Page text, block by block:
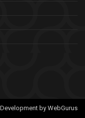
by WebGurus